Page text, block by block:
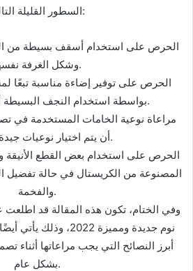
السطور القليلة التالية:
الحرص على استخدام أسقف بسيطة من
وشكل الغرفة نفسها.
الحرص على توفير إضاءة مناسبة تبعًا
بواسطة استخدام النجف البسيطة أو اللمبات الحديثة.
مراعاة نوعية الخامات المستخدمة
أن يتم اختيار نوعيات جيدة وممتازة.
الحرص على استخدام بعض القطع الأنيقة
المصنوعة من الكريستال في حالة تفضيل
والفخمة.
وفي الختام، تكون هذه المقالة قد
نوم جديدة ومميزة 2022،
أبرز النصائح التي يجب مراعاتها
بشكل عام.